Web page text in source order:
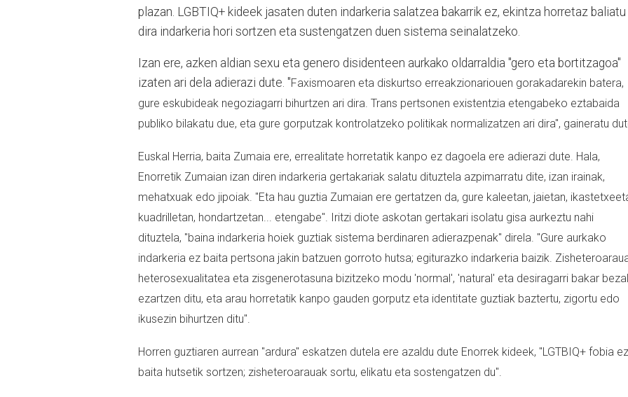
plazan. LGBTIQ+ kideek jasaten duten indarkeria salatzea bakarrik ez, ekintza horretaz baliatu
dira indarkeria hori sortzen eta sustengatzen duen sistema seinalatzeko.
Izan ere, azken aldian sexu eta genero disidenteen aurkako oldarraldia "gero eta bortitzagoa"
izaten ari dela adierazi dute. "Faxismoaren eta diskurtso erreakzionariouen gorakadarekin batera,
gure eskubideak negoziagarri bihurtzen ari dira. Trans pertsonen existentzia etengabeko eztabaida
publiko bilakatu due, eta gure gorputzak kontrolatzeko politikak normalizatzen ari dira", gaineratu
Euskal Herria, baita Zumaia ere, errealitate horretatik kanpo ez dagoela ere adierazi dute. Hala,
Enorretik Zumaian izan diren indarkeria gertakariak salatu dituztela azpimarratu dite, izan irainak,
mehatxuak edo jipoiak. "Eta hau guztia Zumaian ere gertatzen da, gure kaleetan, jaietan,
kuadrilletan, hondartzetan... etengabe". Iritzi diote askotan gertakari isolatu gisa aurkeztu nahi
dituztela, "baina indarkeria hoiek guztiak sistema berdinaren adierazpenak" direla. "Gure aurkako
indarkeria ez baita pertsona jakin batzuen gorroto hutsa; egiturazko indarkeria baizik.
heterosexualitatea eta zisgenerotasuna bizitzeko modu 'normal', 'natural' eta desiragarri bakar
ezartzen ditu, eta arau horretatik kanpo gauden gorputz eta identitate guztiak baztertu, zigortu edo
ikusezin bihurtzen ditu".
Horren guztiaren aurrean "ardura" eskatzen dutela ere azaldu dute Enorrek kideek, "LGTBIQ+ fobia ez
baita hutsetik sortzen; zisheteroarauak sortu, elikatu eta sostengatzen du".